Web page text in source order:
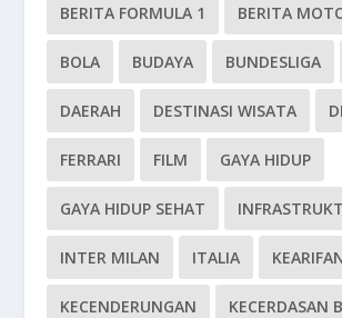
BERITA FORMULA 1 BERITA
BOLA BUDAYA BUNDESLIGA
DAERAH DESTINASI WISATA
FERRARI FILM GAYA HIDUP
GAYA HIDUP SEHAT
INTER MILAN ITALIA
KECENDERUNGAN KECERDASAN